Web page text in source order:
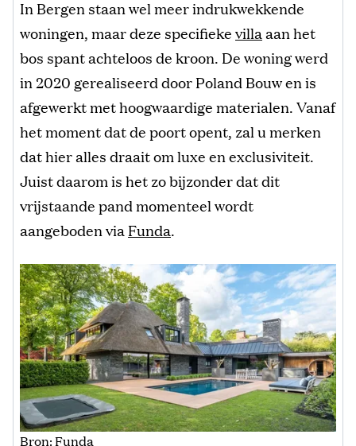
In Bergen staan wel meer indrukwekkende
woningen, maar deze specifiekevillaaan het
bos spant achteloos de kroon. De woning werd
in 2020 gerealiseerd door Poland Bouw en is
afgewerkt met hoogwaardige materialen. Vanaf
het moment dat de poort opent, zal u merken
dat hier alles draait om luxe en exclusiviteit.
Juist daarom is het zo bijzonder dat dit
vrijstaande pand momenteel wordt
aangeboden via Funda.
Bron: Funda